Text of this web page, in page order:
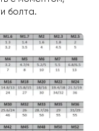
болта.